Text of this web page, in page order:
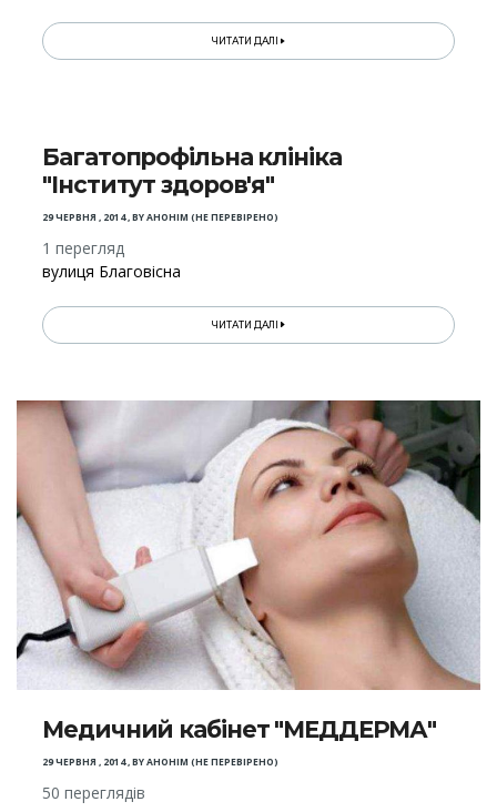
ЧИТАТИ ДАЛІ
Багатопрофільна клініка
"Інститут здоров'я"
29 ЧЕРВНЯ , 2014,BYАНОНІМ (НЕ ПЕРЕВІРЕНО)
1 перегляд
вулиця Благовісна
ЧИТАТИ ДАЛІ
Медичний кабінет "МЕДДЕРМА"
29 ЧЕРВНЯ , 2014,BYАНОНІМ (НЕ ПЕРЕВІРЕНО)
50 переглядів